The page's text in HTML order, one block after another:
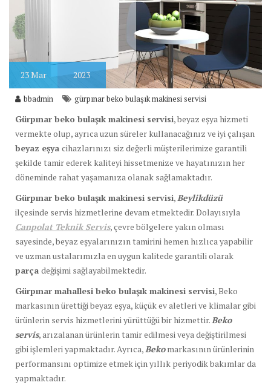
23Mar 2023
bbadmin gürpınar beko bulaşık makinesi servisi
Gürpınar beko bulaşık makinesi servisi, beyaz eşya hizmeti
vermekte olup, ayrıca uzun süreler kullanacağınız ve iyi çalışan
beyaz eşya cihazlarınızı siz değerli müşterilerimize garantili
şekilde tamir ederek kaliteyi hissetmenize ve hayatınızın her
döneminde rahat yaşamanıza olanak sağlamaktadır.
Gürpınar beko bulaşık makinesi servisi, Beylikdüzü
ilçesinde servis hizmetlerine devam etmektedir. Dolayısıyla
Canpolat Teknik Servis, çevre bölgelere yakın olması
sayesinde, beyaz eşyalarınızın tamirini hemen hızlıca yapabilir
ve uzman ustalarımızla en uygun kalitede garantili olarak
parça değişimi sağlayabilmektedir.
Gürpınar mahallesi beko bulaşık makinesi servisi, Beko
markasının ürettiği beyaz eşya, küçük ev aletleri ve klimalar gibi
ürünlerin servis hizmetlerini yürüttüğü bir hizmettir. Beko
servis, arızalanan ürünlerin tamir edilmesi veya değiştirilmesi
gibi işlemleri yapmaktadır. Ayrıca, Beko markasının ürünlerinin
performansını optimize etmek için yıllık periyodik bakımlar da
yapmaktadır.